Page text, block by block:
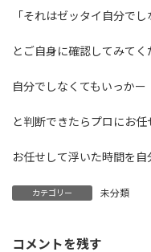
「それはゼッタイ自分で
とご自身に確認してみてく
自分でしなくてもいっかー
と判断できたらプロにお任
お任せして浮いた時間を
カテゴリー 未分類
コメントを残す